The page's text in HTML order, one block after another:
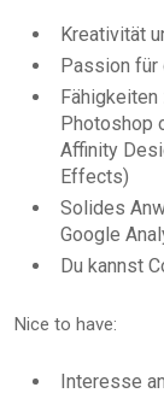
Kreativität
Passion für
Fähigkeiten
Photoshop
Affinity
Effects)
Solides
Google
Du kannst
Nice to have:
Interesse